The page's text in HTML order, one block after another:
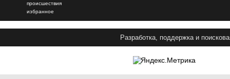
происшествия
избранное
Разработка, поддержка и